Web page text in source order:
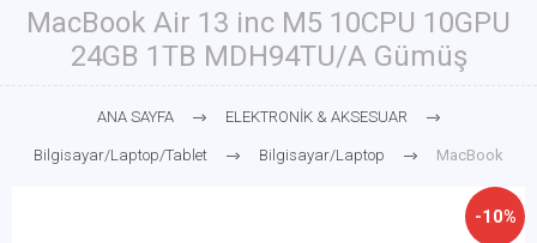
MacBook Air 13 inc M5 10CPU 10GPU
24GB 1TB MDH94TU/A Gümüş
ANA SAYFA ELEKTRONİK & AKSESUAR
Bilgisayar/Laptop/Tablet Bilgisayar/Laptop MacBook
-10%